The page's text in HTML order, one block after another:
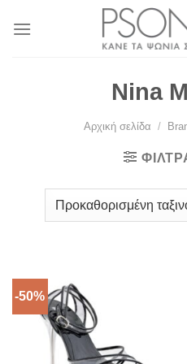
Nina
Αρχική σελίδα /
-50%